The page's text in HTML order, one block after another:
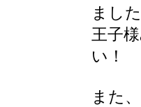
ました
王子
い！
また